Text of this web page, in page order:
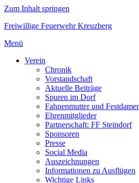
Zum Inhalt springen
Freiwillige Feuerwehr Kreuzberg
Menü
Verein
Chronik
Vorstandschaft
Aktuelle Beiträge
Spuren im Dorf
Fahnenmutter und
Ehrenmitglieder
Partnerschaft: FF Steindorf
Sponsoren
Presse
Social Media
Auszeichnungen
Informationen zu Ausflügen
Wichtige Links